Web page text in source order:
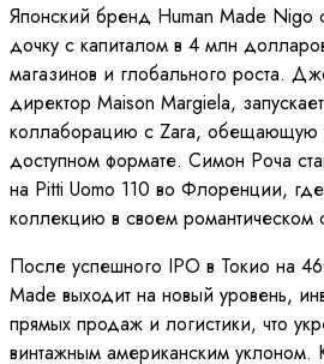
Японский бренд Human Made Nigo
дочку с капиталом в 4 млн
магазинов и глобального роста.
директор Maison Margiela,
коллаборацию с Zara, обещающую
доступном формате. Симон Роча
на Pitti Uomo 110 во Флоренции,
коллекцию в своем романтическом
После успешного IPO в Токио на
Made выходит на новый уровень,
прямых продаж и логистики, что
винтажным американским уклоном.